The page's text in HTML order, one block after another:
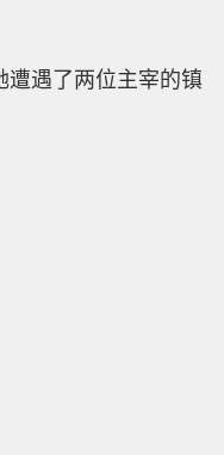
遭遇了两位主宰的镇